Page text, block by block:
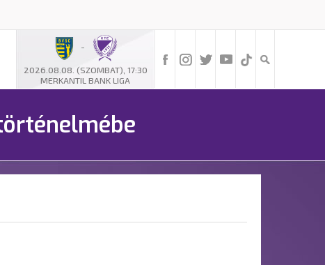
-
2026.08.08. (SZOMBAT), 17:30
MERKANTIL BANK LIGA